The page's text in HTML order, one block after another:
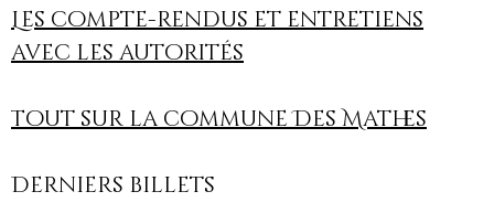
Les compte-rendus et entretiens
avec les autorités
Tout sur la commune Des Mathes
Derniers billets